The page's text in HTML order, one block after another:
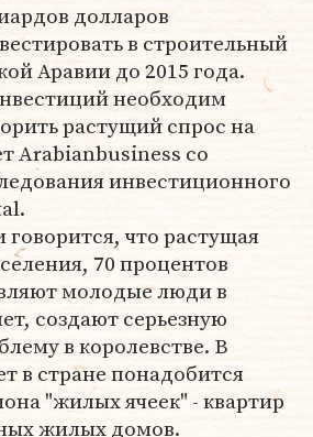
долларов
в строительный
Аравии до 2015 года.
необходим
растущий спрос на
Arabianbusiness со
инвестиционного
что растущая
70 процентов
молодые люди в
создают серьезную
в королевстве. В
в стране понадобится
"жилых ячеек" - квартир
жилых домов.